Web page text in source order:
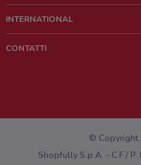
Chi siamo
Lavora con noi
Richieste commerciali e
INTERNATIONAL
CONTATTI
Hai un malfunzionamento sul
© Copyright
Shopfully S.p.A. - C.F /